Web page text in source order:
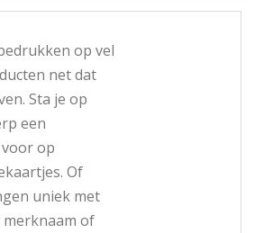
op vel
net dat
Sta je op
een
op
Of
uniek met
of